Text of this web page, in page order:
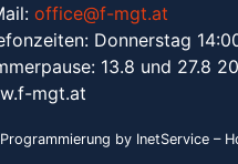
office@f-mgt.at
Donnerstag
13.8 und 27.8
mgt.at
by InetService –